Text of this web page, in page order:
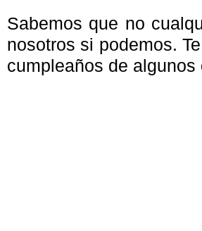
Sabemos que no
nosotros si podemos.
cumpleaños de algunos